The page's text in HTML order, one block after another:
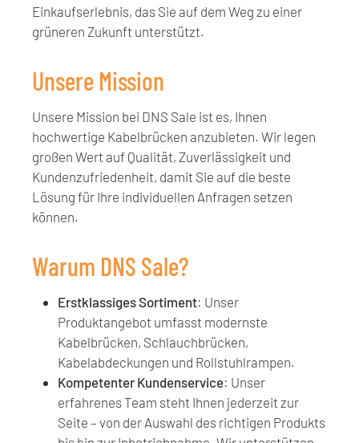
Einkaufserlebnis, das Sie auf dem Weg zu einer
grüneren Zukunft unterstützt.
Unsere Mission
Unsere Mission bei DNS Sale ist es, Ihnen
hochwertige Kabelbrücken anzubieten. Wir legen
großen Wert auf Qualität, Zuverlässigkeit und
Kundenzufriedenheit, damit Sie auf die beste
Lösung für Ihre individuellen Anfragen setzen
können.
Warum DNS Sale?
Erstklassiges Sortiment: Unser
Produktangebot umfasst modernste
Kabelbrücken, Schlauchbrücken,
Kabelabdeckungen und Rollstuhlrampen.
Kompetenter Kundenservice: Unser
erfahrenes Team steht Ihnen jederzeit zur
Seite – von der Auswahl des richtigen Produkts